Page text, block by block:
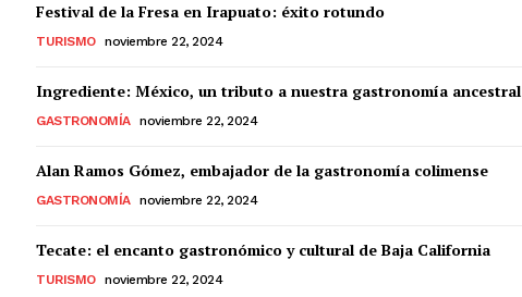
Festival de la Fresa en Irapuato: éxito rotundo
TURISMO noviembre 22, 2024
Ingrediente: México, un tributo a nuestra gastronomía ancestral
GASTRONOMÍA noviembre 22, 2024
Alan Ramos Gómez, embajador de la gastronomía colimense
GASTRONOMÍA noviembre 22, 2024
Tecate: el encanto gastronómico y cultural de Baja California
TURISMO noviembre 22, 2024